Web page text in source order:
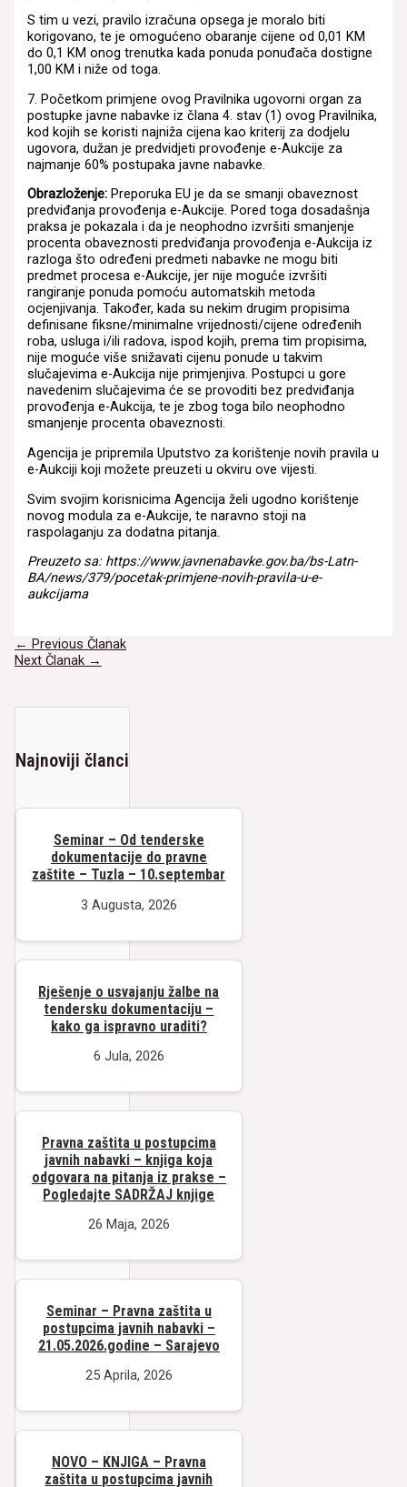
S tim u vezi, pravilo izračuna opsega je moralo biti
korigovano, te je omogućeno obaranje cijene od 0,01 KM
do 0,1 KM onog trenutka kada ponuda ponuđača dostigne
1,00 KM i niže od toga.
7. Početkom primjene ovog Pravilnika ugovorni organ za
postupke javne nabavke iz člana 4. stav (1) ovog Pravilnika,
kod kojih se koristi najniža cijena kao kriterij za dodjelu
ugovora, dužan je predvidjeti provođenje e-Aukcije za
najmanje 60% postupaka javne nabavke.
Obrazloženje: Preporuka EU je da se smanji obaveznost
predviđanja provođenja e-Aukcije. Pored toga dosadašnja
praksa je pokazala i da je neophodno izvršiti smanjenje
procenta obaveznosti predviđanja provođenja e-Aukcija iz
razloga što određeni predmeti nabavke ne mogu biti
predmet procesa e-Aukcije, jer nije moguće izvršiti
rangiranje ponuda pomoću automatskih metoda
ocjenjivanja. Također, kada su nekim drugim propisima
definisane fiksne/minimalne vrijednosti/cijene određenih
roba, usluga i/ili radova, ispod kojih, prema tim propisima,
nije moguće više snižavati cijenu ponude u takvim
slučajevima e-Aukcija nije primjenjiva. Postupci u gore
navedenim slučajevima će se provoditi bez predviđanja
provođenja e-Aukcija, te je zbog toga bilo neophodno
smanjenje procenta obaveznosti.
Agencija je pripremila Uputstvo za korištenje novih pravila u
e-Aukciji koji možete preuzeti u okviru ove vijesti.
Svim svojim korisnicima Agencija želi ugodno korištenje
novog modula za e-Aukcije, te naravno stoji na
raspolaganju za dodatna pitanja.
Preuzeto sa: https://www.javnenabavke.gov.ba/bs-Latn-
BA/news/379/pocetak-primjene-novih-pravila-u-e-
aukcijama
Navigacija
članaka
← Previous Članak
Next Članak →
Najnoviji članci
Seminar – Od tenderske
dokumentacije do pravne
zaštite – Tuzla – 10.septembar
3 Augusta, 2026
Rješenje o usvajanju žalbe na
tendersku dokumentaciju –
kako ga ispravno uraditi?
6 Jula, 2026
Pravna zaštita u postupcima
javnih nabavki – knjiga koja
odgovara na pitanja iz prakse –
Pogledajte SADRŽAJ knjige
26 Maja, 2026
Seminar – Pravna zaštita u
postupcima javnih nabavki –
21.05.2026.godine – Sarajevo
25 Aprila, 2026
NOVO – KNJIGA – Pravna
zaštita u postupcima javnih